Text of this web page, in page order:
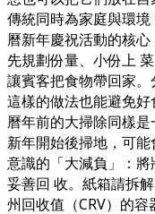
傳統同時為家庭與環
曆新年慶祝活動的核
先規劃份量、小份上
讓賓客把食物帶回家
這樣的做法也能避免
曆年前的大掃除同樣
新年開始後掃地，可
意識的「大減負」：
妥善回 收。紙箱請拆
州回收值（CRV）的